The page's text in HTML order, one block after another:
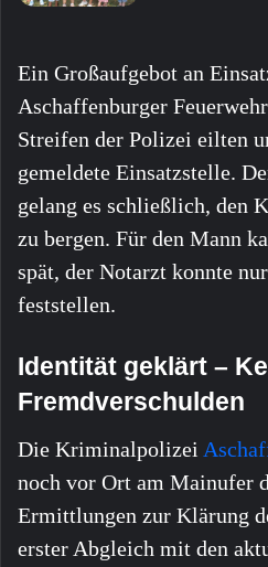
Ein Großaufgebot an
Aschaffenburger
Streifen der Polizei eilten
gemeldete Einsatzstelle.
gelang es schließlich, den
zu bergen. Für den Mann
spät, der Notarzt konnte
feststellen.
Identität geklärt –
Fremdverschulden
Die Kriminalpolizei
noch vor Ort am Mainufer
Ermittlungen zur Klärung
erster Abgleich mit den